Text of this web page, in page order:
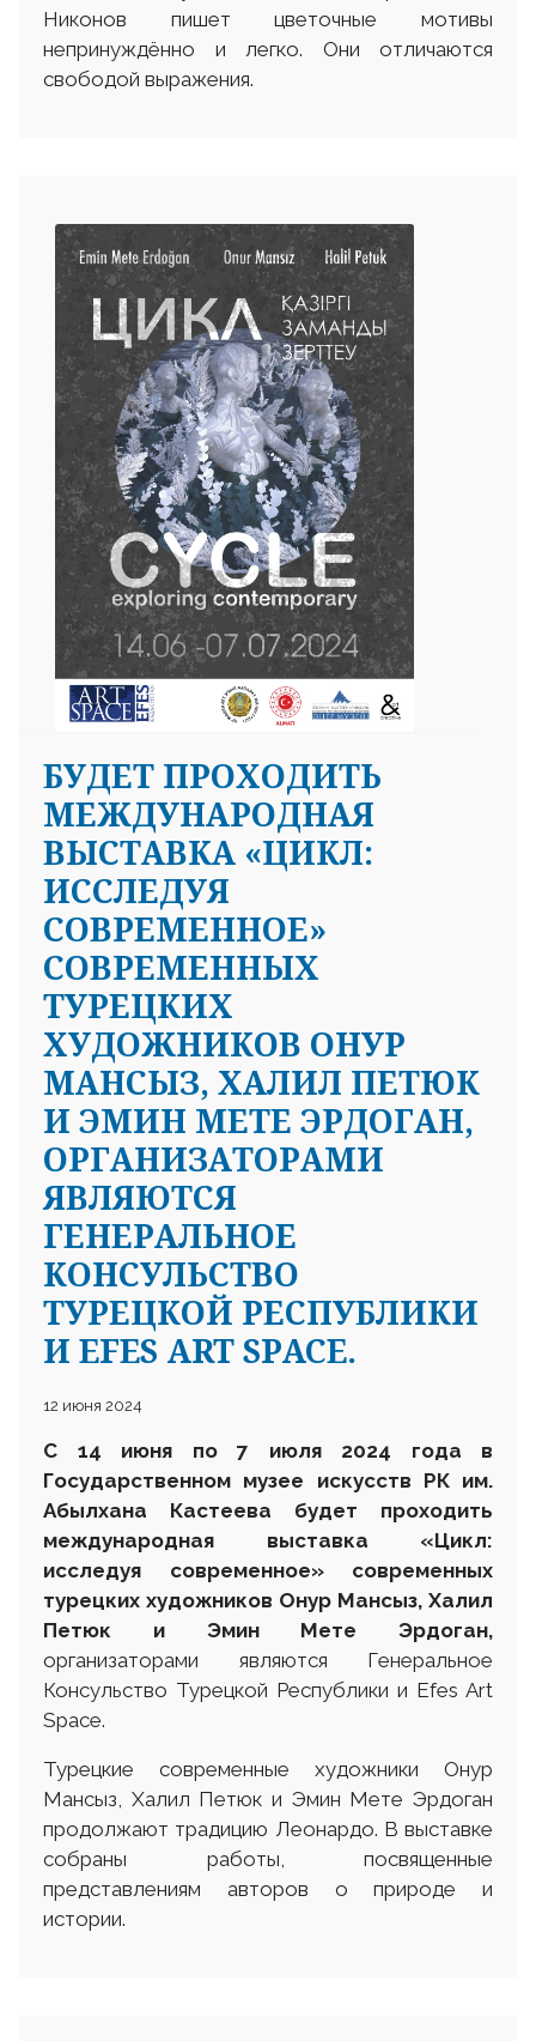
Никонов пишет цветочные мотивы
непринуждённо и легко. Они отличаются
свободой выражения.
БУДЕТ ПРОХОДИТЬ
МЕЖДУНАРОДНАЯ
ВЫСТАВКА «ЦИКЛ:
ИССЛЕДУЯ
СОВРЕМЕННОЕ»
СОВРЕМЕННЫХ
ТУРЕЦКИХ
ХУДОЖНИКОВ ОНУР
МАНСЫЗ, ХАЛИЛ ПЕТЮК
И ЭМИН МЕТЕ ЭРДОГАН,
ОРГАНИЗАТОРАМИ
ЯВЛЯЮТСЯ
ГЕНЕРАЛЬНОЕ
КОНСУЛЬСТВО
ТУРЕЦКОЙ РЕСПУБЛИКИ
И EFES ART SPACE.
12 июня 2024
C 14 июня по 7 июля 2024 года в
Государственном музее искусств РК им.
Абылхана Кастеева будет проходить
международная выставка «Цикл:
исследуя современное» современных
турецких художников Онур Мансыз, Халил
Петюк и Эмин Мете Эрдоган,
организаторами являются Генеральное
Консульство Турецкой Республики и Efes Art
Space.
Турецкие современные художники Онур
Мансыз, Халил Петюк и Эмин Мете Эрдоган
продолжают традицию Леонардо. В выставке
собраны работы, посвященные
представлениям авторов о природе и
истории.